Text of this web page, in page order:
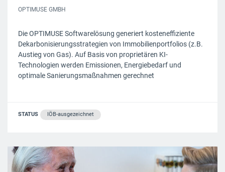
OPTIMUSE GMBH
Die OPTIMUSE Softwarelösung generiert kosteneffiziente
Dekarbonisierungsstrategien von Immobilienportfolios (z.B.
Austieg von Gas). Auf Basis von proprietären KI-
Technologien werden Emissionen, Energiebedarf und
optimale Sanierungsmaßnahmen gerechnet
STATUS IÖB-ausgezeichnet